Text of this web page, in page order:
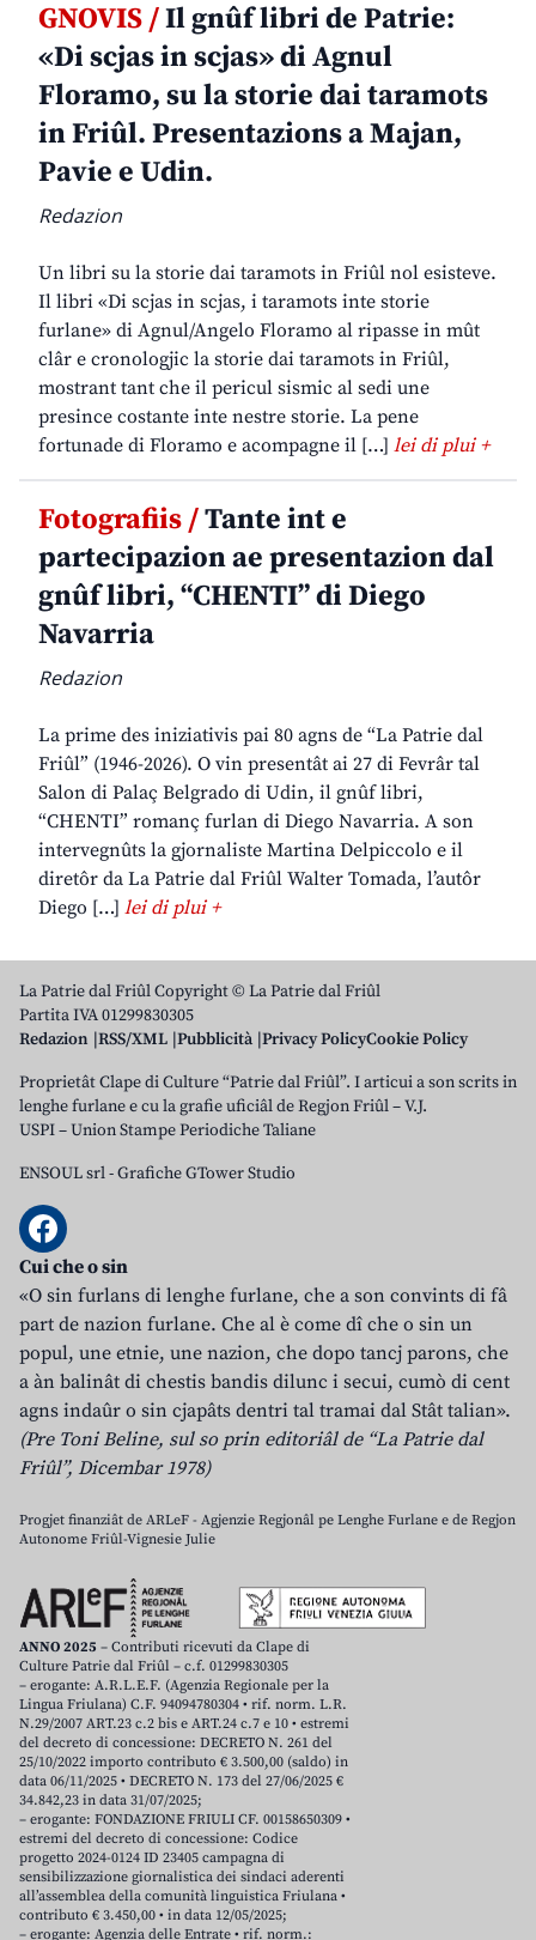
GNOVIS /Il gnûf libri de Patrie:
«Di scjas in scjas» di Agnul
Floramo, su la storie dai taramots
in Friûl. Presentazions a Majan,
Pavie e Udin.
Redazion
Un libri su la storie dai taramots in Friûl nol esisteve.
Il libri «Di scjas in scjas, i taramots inte storie
furlane» di Agnul/Angelo Floramo al ripasse in mût
clâr e cronologjic la storie dai taramots in Friûl,
mostrant tant che il pericul sismic al sedi une
presince costante inte nestre storie. La pene
fortunade di Floramo e acompagne il […] lei di plui +
Fotografiis /Tante int e
partecipazion ae presentazion dal
gnûf libri, “CHENTI” di Diego
Navarria
Redazion
La prime des iniziativis pai 80 agns de “La Patrie dal
Friûl” (1946-2026). O vin presentât ai 27 di Fevrâr tal
Salon di Palaç Belgrado di Udin, il gnûf libri,
“CHENTI” romanç furlan di Diego Navarria. A son
intervegnûts la gjornaliste Martina Delpiccolo e il
diretôr da La Patrie dal Friûl Walter Tomada, l’autôr
Diego […] lei di plui +
La Patrie dal Friûl Copyright © La Patrie dal Friûl
Partita IVA 01299830305
Redazion RSS/XML Pubblicità Privacy PolicyCookie Policy
Proprietât Clape di Culture “Patrie dal Friûl”. I articui a son scrits in
lenghe furlane e cu la grafie uficiâl de Regjon Friûl – V.J.
USPI – Union Stampe Periodiche Taliane
ENSOUL srl-Grafiche GTower Studio
Cui che o sin
«O sin furlans di lenghe furlane, che a son convints di fâ
part de nazion furlane. Che al è come dî che o sin un
popul, une etnie, une nazion, che dopo tancj parons, che
a àn balinât di chestis bandis dilunc i secui, cumò di cent
agns indaûr o sin cjapâts dentri tal tramai dal Stât talian».
(Pre Toni Beline, sul so prin editoriâl de “La Patrie dal
Friûl”, Dicembar 1978)
Progjet finanziât de ARLeF - Agjenzie Regjonâl pe Lenghe Furlane e de Regjon
Autonome Friûl-Vignesie Julie
ANNO 2025 – Contributi ricevuti da Clape di
Culture Patrie dal Friûl – c.f. 01299830305
– erogante: A.R.L.E.F. (Agenzia Regionale per la
Lingua Friulana) C.F. 94094780304 • rif. norm. L.R.
N.29/2007 ART.23 c.2 bis e ART.24 c.7 e 10 • estremi
del decreto di concessione: DECRETO N. 261 del
25/10/2022 importo contributo € 3.500,00 (saldo) in
data 06/11/2025 • DECRETO N. 173 del 27/06/2025 €
34.842,23 in data 31/07/2025;
– erogante: FONDAZIONE FRIULI CF. 00158650309 •
estremi del decreto di concessione: Codice
progetto 2024-0124 ID 23405 campagna di
sensibilizzazione giornalistica dei sindaci aderenti
all’assemblea della comunità linguistica Friulana •
contributo € 3.450,00 • in data 12/05/2025;
– erogante: Agenzia delle Entrate • rif. norm.: